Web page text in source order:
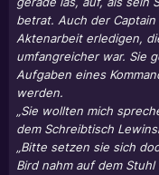
betrat. Auch der
Aktenarbeit erledigen,
umfangreicher war. Sie
Aufgaben eines
werden.
„Sie wollten mich
dem Schreibtisch
„Bitte setzen sie sich
Bird nahm auf dem